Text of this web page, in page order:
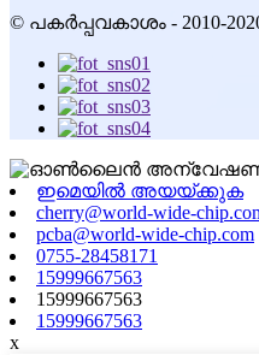
© പകർപ്പവകാശം - 2010-
ഇമെയിൽ അയയ്ക്കുക
cherry@world-wide-
pcba@world-wide-chip.com
0755-28458171
15999667563
15999667563
15999667563
x